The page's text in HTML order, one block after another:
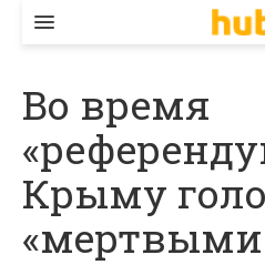
ЕКОНОМІКА
БІЗНЕС
СТАРТЕР
КОНТАКТИ
Во время
Крыму